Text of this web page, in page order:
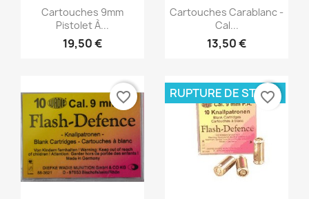
Aperçu rapide
Cartouches 9mm
Pistolet À...
19,50 €
Aperçu rapide
Cartouches Carablanc -
Cal...
13,50 €
favorite_border RUPTURE DE STOCK
favorite_border